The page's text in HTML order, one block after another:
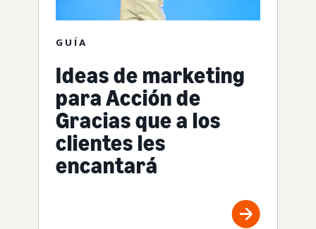
GUÍA
Ideas de marketing
para Acción de
Gracias que a los
clientes les
encantará